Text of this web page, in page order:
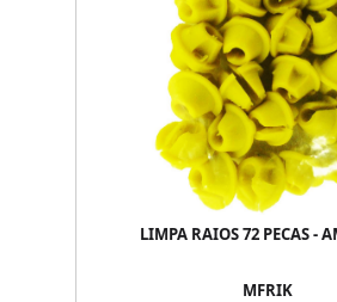
LIMPA RAIOS 72 PECAS -
MFRIK